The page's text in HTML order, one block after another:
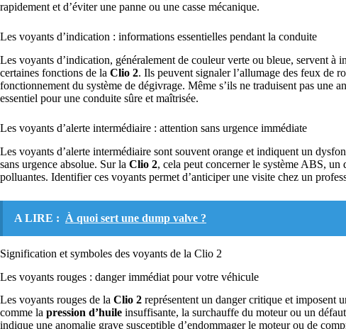
rapidement et d’éviter une panne ou une casse mécanique.
Les voyants d’indication : informations essentielles pendant la conduite
Les voyants d’indication, généralement de couleur verte ou bleue, servent à
certaines fonctions de la Clio 2. Ils peuvent signaler l’allumage des feux de
fonctionnement du système de dégivrage. Même s’ils ne traduisent pas une
essentiel pour une conduite sûre et maîtrisée.
Les voyants d’alerte intermédiaire : attention sans urgence immédiate
Les voyants d’alerte intermédiaire sont souvent orange et indiquent un
sans urgence absolue. Sur la Clio 2, cela peut concerner le système ABS,
polluantes. Identifier ces voyants permet d’anticiper une visite chez un
A LIRE : À quoi sert une dump valve ?
Signification et symboles des voyants de la Clio 2
Les voyants rouges : danger immédiat pour votre véhicule
Les voyants rouges de la Clio 2 représentent un danger critique et imposent
comme la pression d’huile insuffisante, la surchauffe du moteur ou un
indique une anomalie grave susceptible d’endommager le moteur ou de